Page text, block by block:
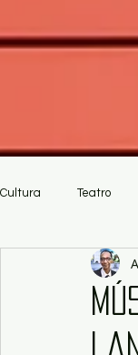
Cultura Teatro